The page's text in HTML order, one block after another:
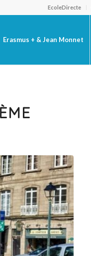
EcoleDirecte
Erasmus + & Jean Monnet